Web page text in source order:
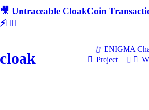
🎥 Untraceable CloakCoin
⚡🕵‍♂
cloak
ENIGMA
Project